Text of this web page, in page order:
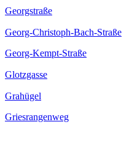
Georgstraße
Georg-Christoph-Bach-Straße
Georg-Kempt-Straße
Glotzgasse
Grahügel
Griesrangenweg